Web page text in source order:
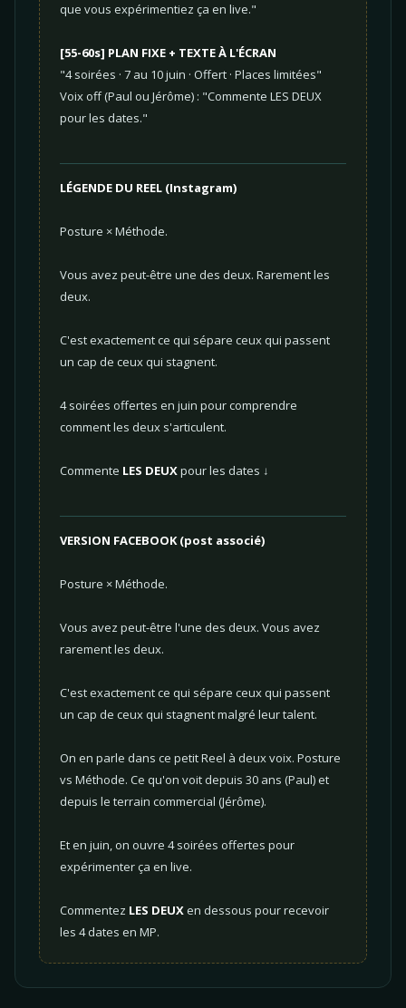
que vous expérimentiez ça en live."
[55-60s] PLAN FIXE + TEXTE À L'ÉCRAN
"4 soirées · 7 au 10 juin · Offert · Places limitées"
Voix off (Paul ou Jérôme) : "Commente LES DEUX
pour les dates."
LÉGENDE DU REEL (Instagram)
Posture × Méthode.
Vous avez peut-être une des deux. Rarement les
deux.
C'est exactement ce qui sépare ceux qui passent
un cap de ceux qui stagnent.
4 soirées offertes en juin pour comprendre
comment les deux s'articulent.
Commente LES DEUXpour les dates ↓
VERSION FACEBOOK (post associé)
Posture × Méthode.
Vous avez peut-être l'une des deux. Vous avez
rarement les deux.
C'est exactement ce qui sépare ceux qui passent
un cap de ceux qui stagnent malgré leur talent.
On en parle dans ce petit Reel à deux voix. Posture
vs Méthode. Ce qu'on voit depuis 30 ans (Paul) et
depuis le terrain commercial (Jérôme).
Et en juin, on ouvre 4 soirées offertes pour
expérimenter ça en live.
Commentez LES DEUXen dessous pour recevoir
les 4 dates en MP.